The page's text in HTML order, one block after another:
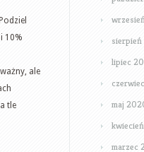
10%
ale
tle
lipiec
maj
marzec